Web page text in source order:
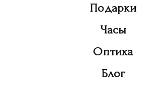
Подарки
Часы
Оптика
Блог